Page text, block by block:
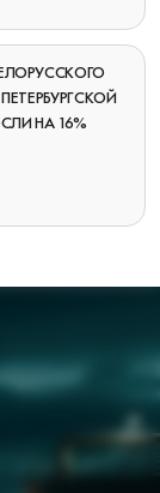
НА 16%